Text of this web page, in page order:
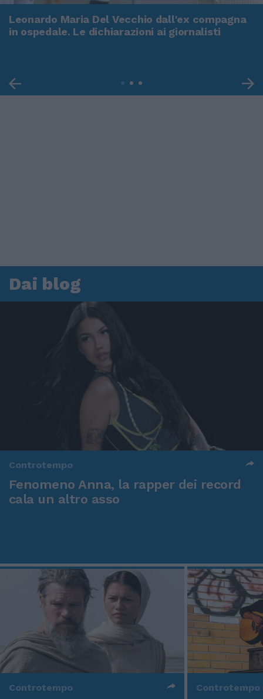
Leonardo Maria Del Vecchio dall'ex compagna
in ospedale. Le dichiarazioni ai giornalisti
Dai blog
Controtempo
Fenomeno Anna, la rapper dei record
cala un altro asso
Controtempo Controtempo